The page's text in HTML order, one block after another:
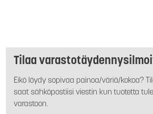
Tilaa
Eikö löydy sopivaa painoa/väriä/kokoa?
saat sähköpostiisi viestin kun tuotetta
varastoon.